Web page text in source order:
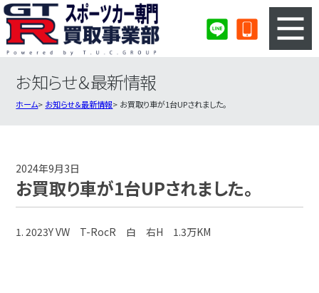
3ステップのカンタン査定
スポーツカー買取実績
お知らせ＆最新情報
ホーム お知らせ＆最新情報 お買取り車が1台UPされました。
2024年9月3日
お買取り車が1台UPされました。
1. 2023Y VW T-RocR 白 右H 1.3万KM